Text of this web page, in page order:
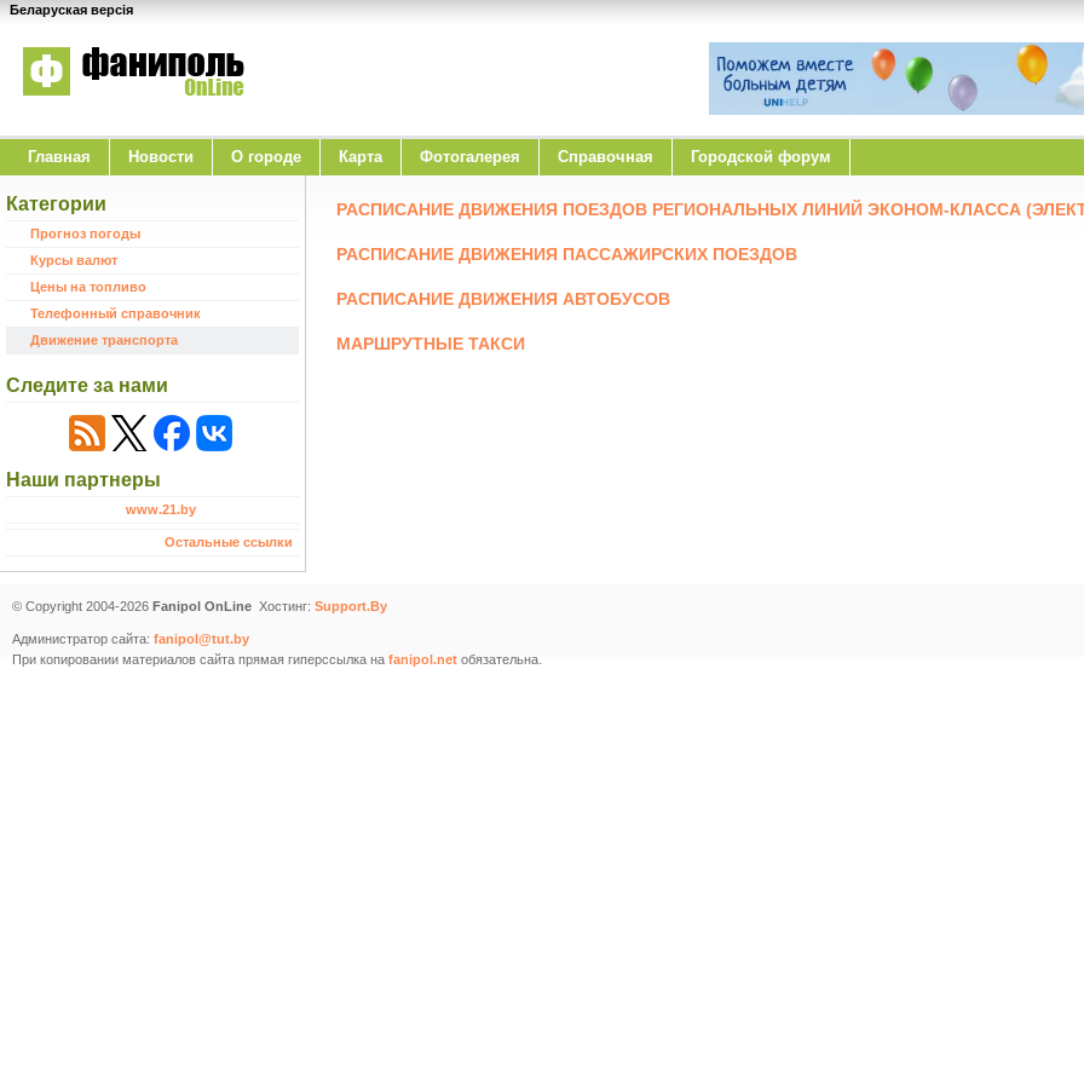
Беларуская версія
Главная Новости O городе Карта Фотогалерея Справочная Городской форум
Категории
Прогноз погоды
Курсы валют
Цены на топливо
Телефонный справочник
Движение транспорта
Следите за нами
Наши партнеры
www.21.by
Остальные ссылки
РАСПИСАНИЕ ДВИЖЕНИЯ ПОЕЗДОВ РЕГИОНАЛЬНЫХ ЛИНИЙ ЭКОНОМ-КЛАССА
РАСПИСАНИЕ ДВИЖЕНИЯ ПАССАЖИРСКИХ ПОЕЗДОВ
РАСПИСАНИЕ ДВИЖЕНИЯ АВТОБУСОВ
МАРШРУТНЫЕ ТАКСИ
© Copyright 2004-2026 Fanipol OnLine Хостинг: Support.By
Администратор сайта: fanipol@tut.by
При копировании материалов сайта прямая гиперссылка на fanipol.net обязательна.